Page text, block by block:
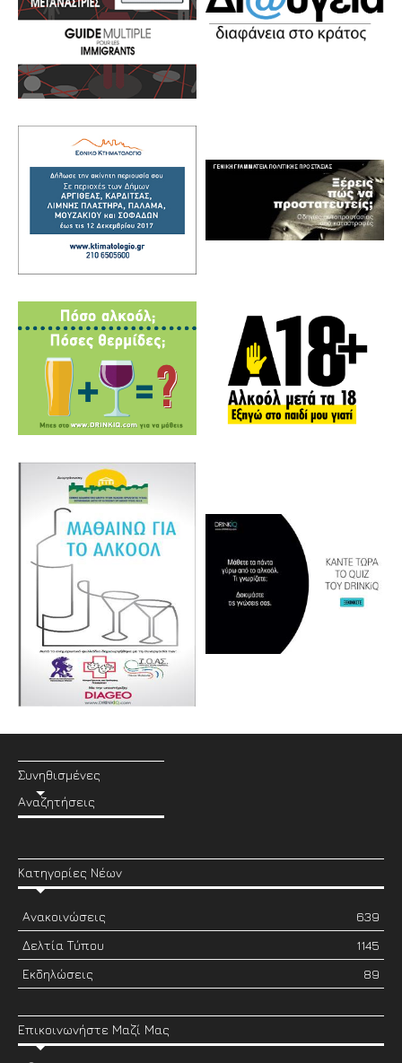
Συνηθισμένες
Αναζητήσεις
Κατηγορίες Νέων
Ανακοινώσεις
639
Δελτία Τύπου
1145
Εκδηλώσεις
89
Επικοινωνήστε Μαζί Μας